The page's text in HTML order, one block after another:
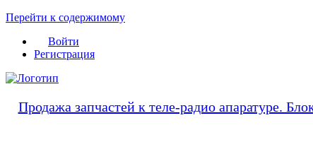
Перейти к содержимому
Войти
Регистрация
Продажа запчастей к теле-радио апаратуре.